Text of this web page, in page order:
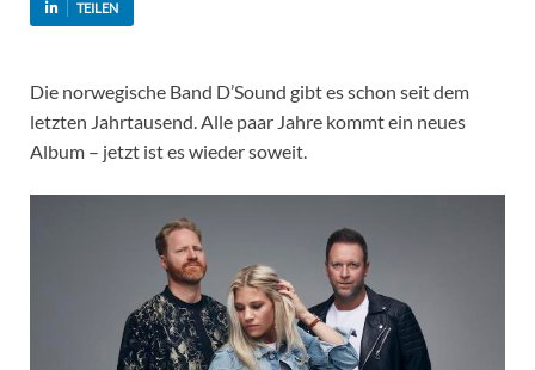
TEILEN
Die norwegische Band D’Sound gibt es schon seit dem
letzten Jahrtausend. Alle paar Jahre kommt ein neues
Album – jetzt ist es wieder soweit.